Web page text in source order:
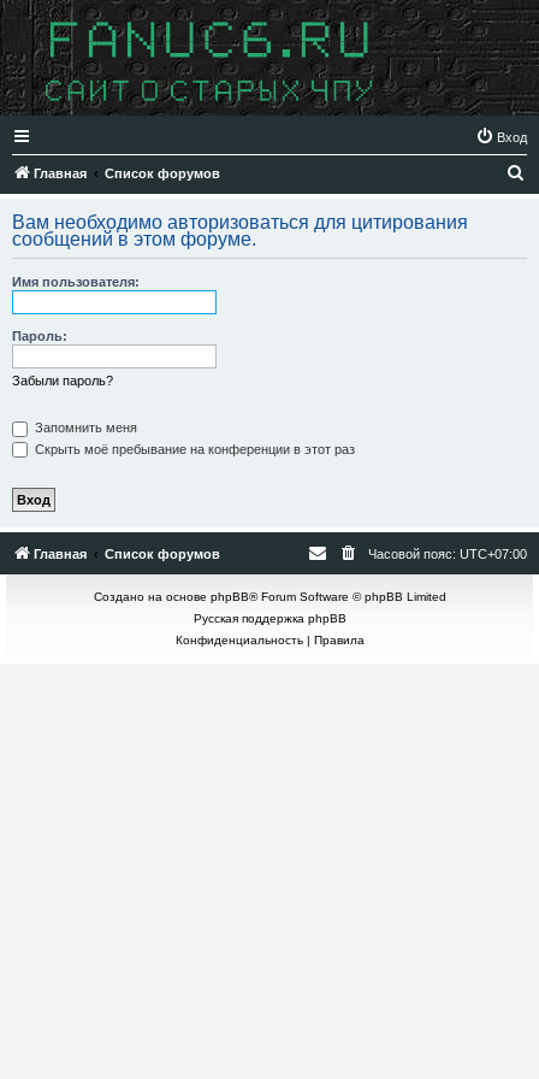
Вход
Главная Список форумов
с
Вам необходимо авторизоваться для цитирования
сообщений в этом форуме.
Имя пользователя:
Пароль:
Забыли пароль?
Запомнить меня
Скрыть моё пребывание на конференции в этот раз
Главная Список форумов Часовой пояс: UTC+07:00
Создано на основе phpBB® Forum Software © phpBB Limited
Русская поддержка phpBB
Конфиденциальность| Правила